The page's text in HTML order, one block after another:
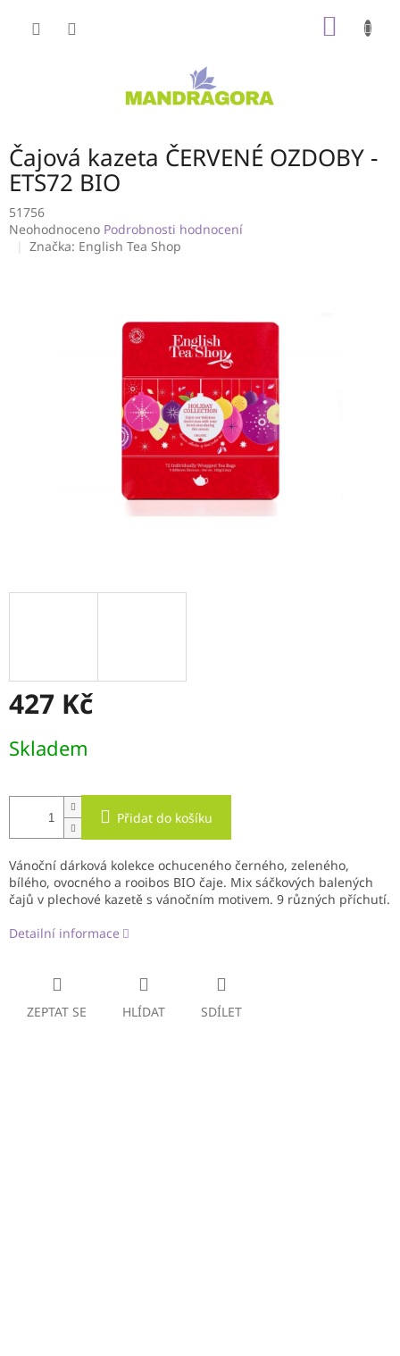
Čajová kazeta ČERVENÉ OZDOBY -
ETS72 BIO
51756
Průměrné
hodnocení
Neohodnoceno Podrobnosti hodnocení
Značka: English Tea Shop
427 Kč
cena:
Skladem
Přidat do košíku
Vánoční dárková kolekce ochuceného černého, zeleného,
bílého, ovocného a rooibos BIO čaje. Mix sáčkových balených
čajů v plechové kazetě s vánočním motivem. 9 různých příchutí.
Detailní informace
ZEPTAT SE HLÍDAT SDÍLET